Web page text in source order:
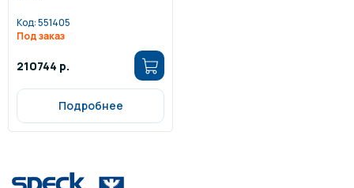
Код:551405
Под заказ
210744 р.
Подробнее